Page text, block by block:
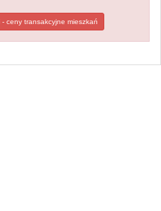
ceny transakcyjne mieszkań